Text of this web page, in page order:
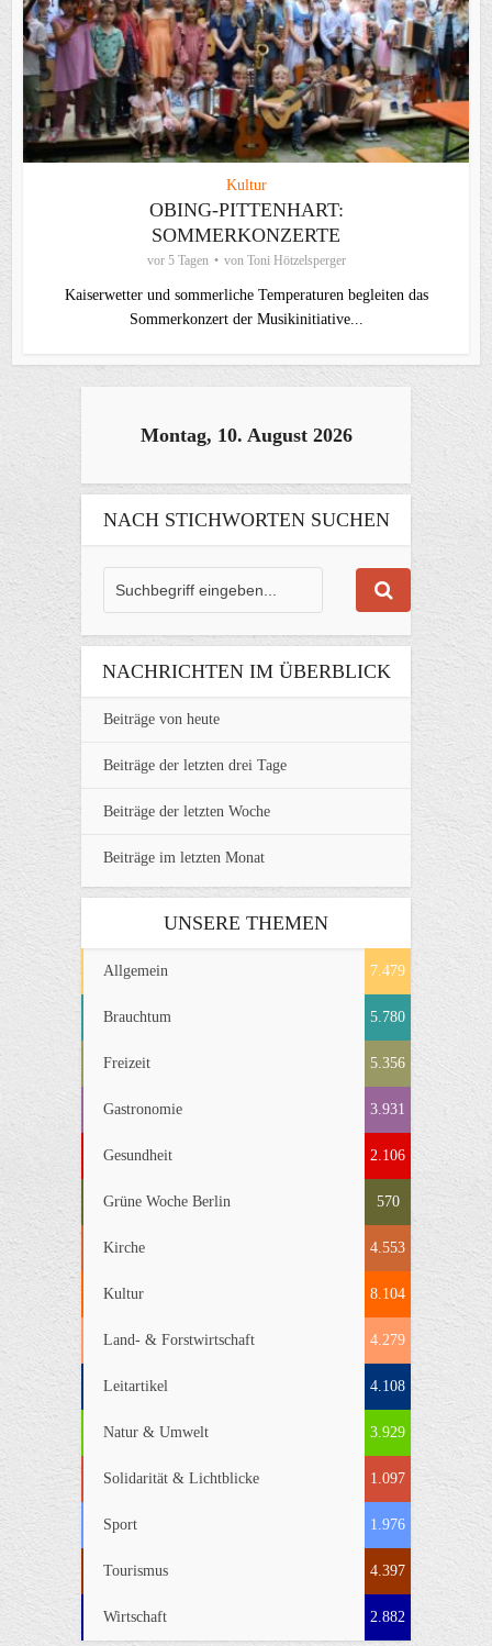
Kultur
OBING-PITTENHART:
SOMMERKONZERTE
vor 5 Tagen von Toni Hötzelsperger
Kaiserwetter und sommerliche Temperaturen begleiten das
Sommerkonzert der Musikinitiative...
Montag, 10. August 2026
NACH STICHWORTEN SUCHEN
NACHRICHTEN IM ÜBERBLICK
Beiträge von heute
Beiträge der letzten drei Tage
Beiträge der letzten Woche
Beiträge im letzten Monat
UNSERE THEMEN
Allgemein 7.479
Brauchtum 5.780
Freizeit 5.356
Gastronomie 3.931
Gesundheit 2.106
Grüne Woche Berlin 570
Kirche 4.553
Kultur 8.104
Land- & Forstwirtschaft 4.279
Leitartikel 4.108
Natur & Umwelt 3.929
Solidarität & Lichtblicke 1.097
Sport 1.976
Tourismus 4.397
Wirtschaft 2.882